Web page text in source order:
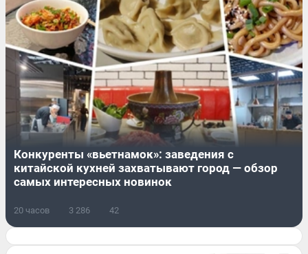
Конкуренты «вьетнамок»: заведения с
китайской кухней захватывают город — обзор
самых интересных новинок
20 часов 3 286 42